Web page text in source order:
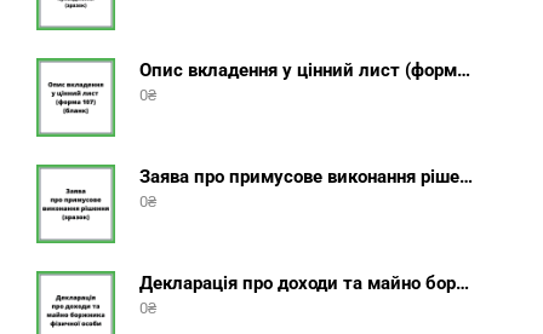
Опис вкладення у цінний лист (форма 107) + інструкція відправлення цінного листа з описом вкладення
0₴
Заява про примусове виконання рішення (зразок, шаблон 2025 року)
0₴
Декларація про доходи та майно боржника фізичної особи (бланк) + інструкція
0₴